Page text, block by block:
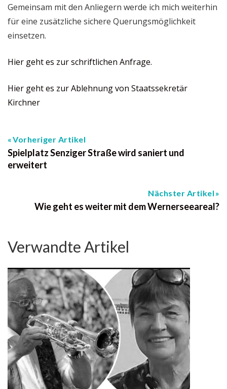
Gemeinsam mit den Anliegern werde ich mich weiterhin
für eine zusätzliche sichere Querungsmöglichkeit
einsetzen.
Hier geht es zur schriftlichen Anfrage.
Hier geht es zur Ablehnung von Staatssekretär
Kirchner
Vorheriger Artikel
Spielplatz Senziger Straße wird saniert und
erweitert
Nächster Artikel
Wie geht es weiter mit dem Wernerseeareal?
Verwandte Artikel